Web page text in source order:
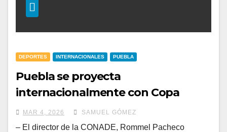
DEPORTES INTERNACIONALES PUEBLA
Puebla se proyecta
internacionalmente con Copa
Mundial de Tiro con Arco
MAR 4, 2026 SAMUEL GÓMEZ
– El director de la CONADE, Rommel Pacheco